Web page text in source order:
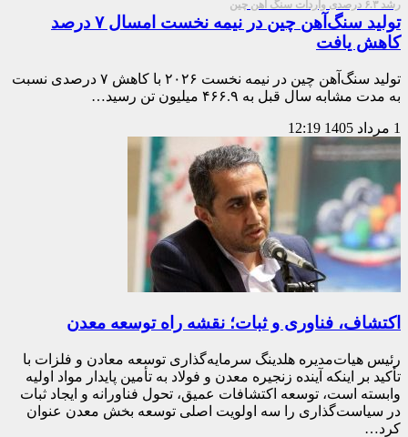
رشد ۶.۳ درصدی واردات سنگ آهن چین
تولید سنگ‌آهن چین در نیمه نخست امسال ۷ درصد
کاهش یافت
تولید سنگ‌آهن چین در ‌نیمه نخست ۲۰۲۶ با کاهش ۷ درصدی نسبت
به مدت مشابه سال قبل به ۴۶۶.۹ میلیون تن رسید…
1 مرداد 1405 12:19
اکتشاف، فناوری و ثبات؛ نقشه راه توسعه معدن
رئیس هیات‌مدیره هلدینگ سرمایه‌گذاری توسعه معادن و فلزات با
تأکید بر اینکه آینده زنجیره معدن و فولاد به تأمین پایدار مواد اولیه
وابسته است، توسعه اکتشافات عمیق، تحول فناورانه و ایجاد ثبات
در سیاست‌گذاری را سه اولویت اصلی توسعه بخش معدن عنوان
کرد…